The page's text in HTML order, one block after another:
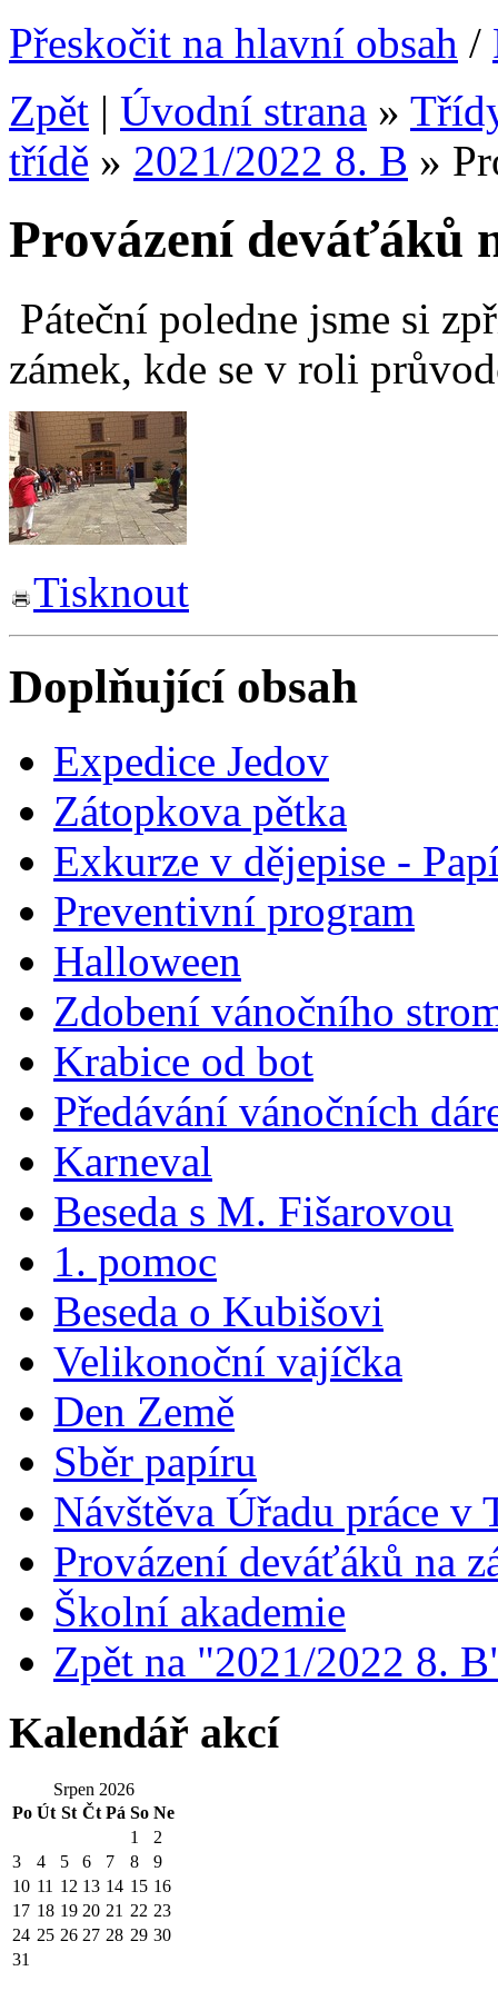
Přeskočit na hlavní obsah /
Zpět | Úvodní strana »
třídě » 2021/2022 8. B »
Provázení deváťáků
Páteční poledne jsme si
zámek, kde se v roli
Tisknout
Doplňující obsah
Expedice Jedov
Zátopkova pětka
Exkurze v dějepise -
Preventivní program
Halloween
Zdobení vánočního
Krabice od bot
Předávání vánočních
Karneval
Beseda s M. Fišarovou
1. pomoc
Beseda o Kubišovi
Velikonoční vajíčka
Den Země
Sběr papíru
Návštěva Úřadu práce v
Provázení deváťáků na
Školní akademie
Zpět na "2021/2022 8.
Kalendář akcí
Srpen 2026
Po Út St Čt Pá So Ne
1
2
3
4 5 6 7 8
9
10 11 12 13 14 15 16
17 18 19 20 21 22 23
24 25 26 27 28 29 30
31